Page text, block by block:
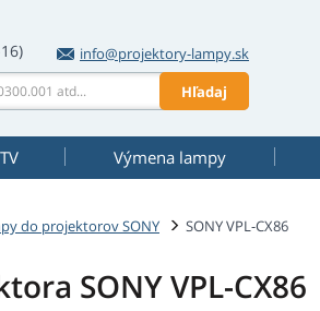
info@projektory-lampy.sk
Hľadaj
Výmena lampy
do projektorov SONY SONY VPL-CX86
SONY VPL-CX86